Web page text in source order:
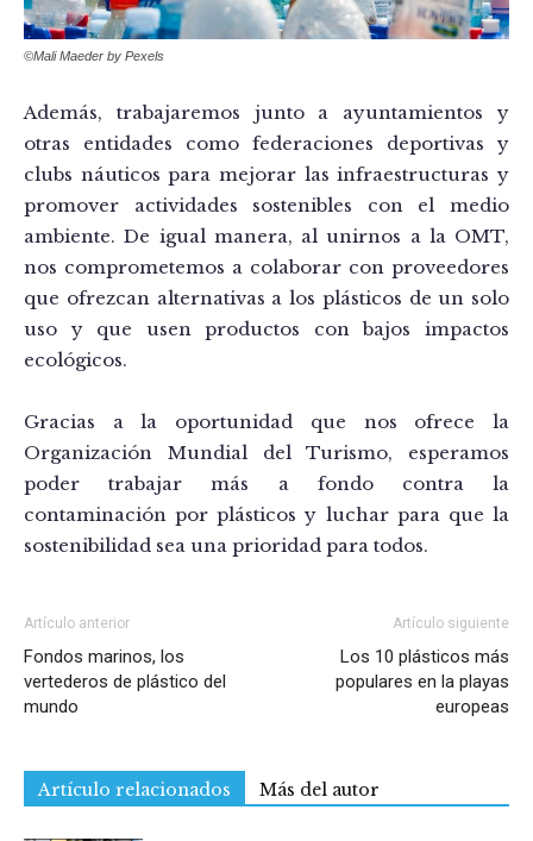
©Mali Maeder by Pexels
Además, trabajaremos junto a ayuntamientos y
otras entidades como federaciones deportivas y
clubs náuticos para mejorar las infraestructuras y
promover actividades sostenibles con el medio
ambiente. De igual manera, al unirnos a la OMT,
nos comprometemos a colaborar con proveedores
que ofrezcan alternativas a los plásticos de un solo
uso y que usen productos con bajos impactos
ecológicos.
Gracias a la oportunidad que nos ofrece la
Organización Mundial del Turismo, esperamos
poder trabajar más a fondo contra la
contaminación por plásticos y luchar para que la
sostenibilidad sea una prioridad para todos.
Artículo anterior
Fondos marinos, los
vertederos de plástico del
mundo
Artículo siguiente
Los 10 plásticos más
populares en la playas
europeas
Artículo relacionados Más del autor